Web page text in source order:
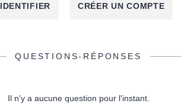
CRÉER UN COMPTE
QUESTIONS-RÉPONSES
Il n'y a aucune question pour l'instant.